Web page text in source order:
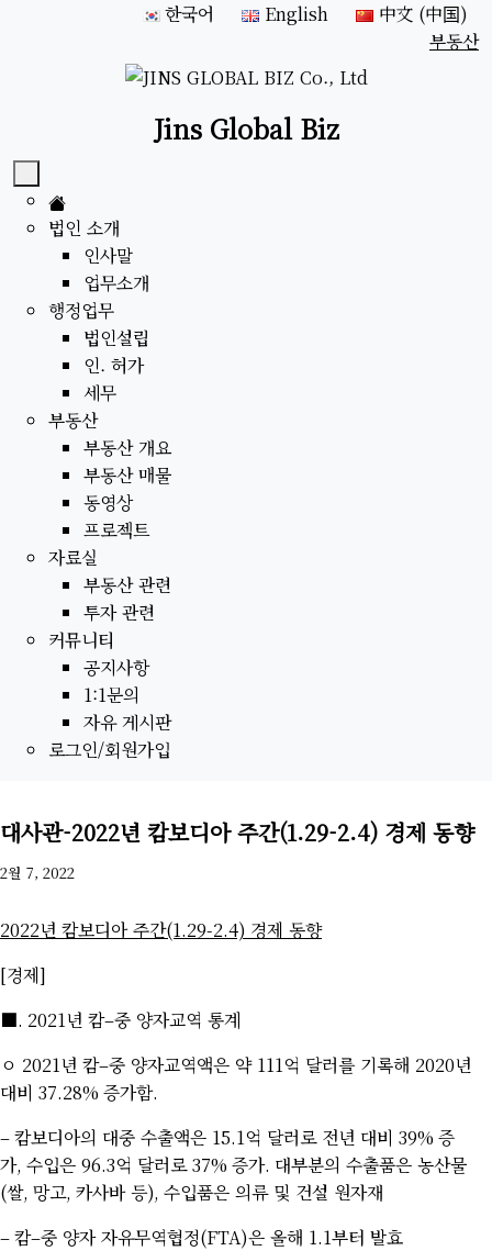
한국어 English
中文 (中国)
부동산
Jins Global Biz
법인 소개
인사말
업무소개
행정업무
법인설립
인. 허가
세무
부동산
부동산 개요
부동산 매물
동영상
프로젝트
자료실
부동산 관련
투자 관련
커뮤니티
공지사항
1:1문의
자유 게시판
로그인/회원가입
대사관-2022년 캄보디아 주간(1.29-2.4) 경제 동향
2월 7, 2022
2022년 캄보디아 주간(1.29-2.4) 경제 동향
[경제]
■. 2021년 캄–중 양자교역 통계
ㅇ 2021년 캄–중 양자교역액은 약 111억 달러를 기록해 2020년
대비 37.28% 증가함.
–캄보디아의 대중 수출액은 15.1억 달러로 전년 대비 39% 증
가, 수입은 96.3억 달러로37% 증가. 대부분의 수출품은 농산물
(쌀, 망고, 카사바 등), 수입품은 의류 및 건설 원자재
–캄–중 양자 자유무역협정(FTA)은 올해 1.1부터 발효